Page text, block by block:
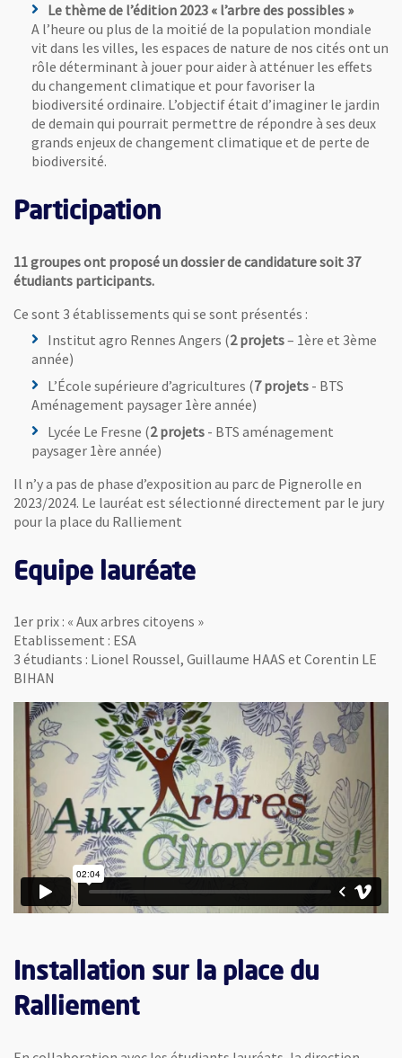
Le thème de l’édition 2023 « l’arbre des possibles »
A l’heure ou plus de la moitié de la population mondiale
vit dans les villes, les espaces de nature de nos cités ont un
rôle déterminant à jouer pour aider à atténuer les effets
du changement climatique et pour favoriser la
biodiversité ordinaire. L’objectif était d’imaginer le jardin
de demain qui pourrait permettre de répondre à ses deux
grands enjeux de changement climatique et de perte de
biodiversité.
Participation
11 groupes ont proposé un dossier de candidature soit 37
étudiants participants.
Ce sont 3 établissements qui se sont présentés :
Institut agro Rennes Angers (2 projets– 1ère et 3ème
année)
L’École supérieure d’agricultures (7 projets - BTS
Aménagement paysager 1ère année)
Lycée Le Fresne (2 projets - BTS aménagement
paysager 1ère année)
Il n’y a pas de phase d’exposition au parc de Pignerolle en
2023/2024. Le lauréat est sélectionné directement par le jury
pour la place du Ralliement
Equipe lauréate
1er prix : « Aux arbres citoyens »
Etablissement : ESA
3 étudiants : Lionel Roussel, Guillaume HAAS et Corentin LE
BIHAN
Installation sur la place du
Ralliement